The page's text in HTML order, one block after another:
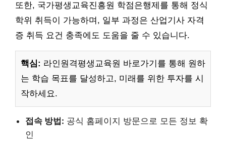
또한, 국가평생교육진흥원 학점은행제를 통해 정식
학위 취득이 가능하며, 일부 과정은 산업기사 자격
증 취득 요건 충족에도 도움을 줄 수 있습니다.
핵심: 라인원격평생교육원 바로가기를 통해 원하
는 학습 목표를 달성하고, 미래를 위한 투자를 시
작하세요.
접속 방법: 공식 홈페이지 방문으로 모든 정보 확
인